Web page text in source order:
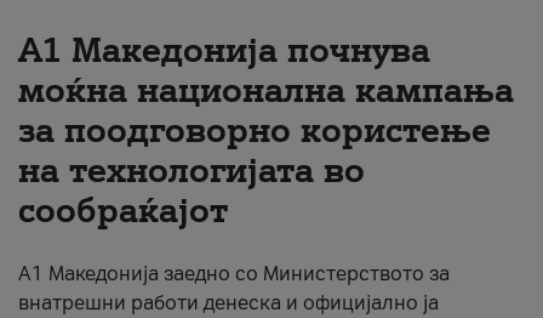
#ПодобарОнлајн
A1 Македонија почнува
моќна национална кампања
за поодговорно користење
на технологијата во
сообраќајот
A1 Македонија заедно со Министерството за
внатрешни работи денеска и официјално ја